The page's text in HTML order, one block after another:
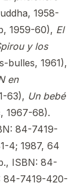
1958-
1959-60), El
y los
bulles, 1961),
en
63), Un bebé
1967-68).
84-7419-
4; 1987, 64
ISBN: 84-
84-7419-420-